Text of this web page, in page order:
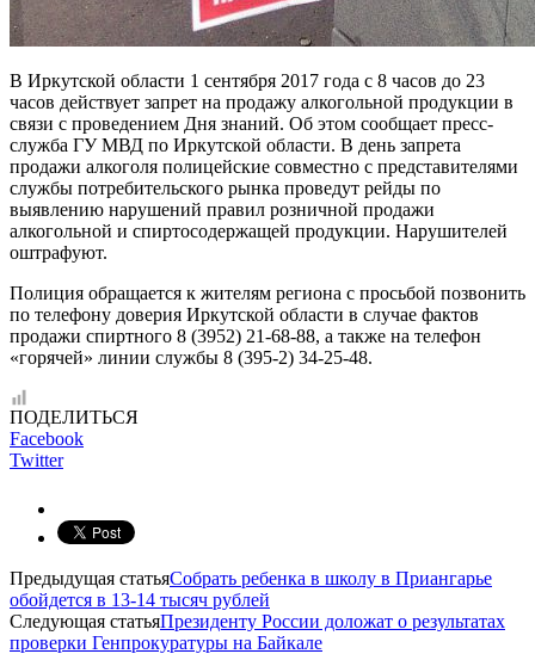
В Иркутской области 1 сентября 2017 года с 8 часов до 23
часов действует запрет на продажу алкогольной продукции в
связи с проведением Дня знаний. Об этом сообщает пресс-
служба ГУ МВД по Иркутской области. В день запрета
продажи алкоголя полицейские совместно с представителями
службы потребительского рынка проведут рейды по
выявлению нарушений правил розничной продажи
алкогольной и спиртосодержащей продукции. Нарушителей
оштрафуют.
Полиция обращается к жителям региона с просьбой позвонить
по телефону доверия Иркутской области в случае фактов
продажи спиртного 8 (3952) 21-68-88, а также на телефон
«горячей» линии службы 8 (395-2) 34-25-48.
ПОДЕЛИТЬСЯ
Facebook
Twitter
Предыдущая статьяСобрать ребенка в школу в Приангарье
обойдется в 13-14 тысяч рублей
Следующая статьяПрезиденту России доложат о результатах
проверки Генпрокуратуры на Байкале